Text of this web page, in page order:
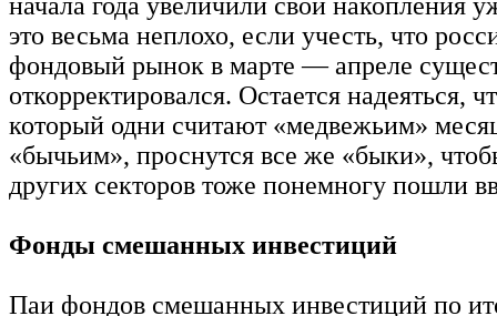
это весьма неплохо, если учесть, что
фондовый рынок в марте — апреле
откорректировался. Остается надеяться,
который одни считают «медвежьим»
«бычьим», проснутся все же «быки»,
других секторов тоже понемногу пошли
Фонды смешанных инвестиций
Паи фондов смешанных инвестиций по